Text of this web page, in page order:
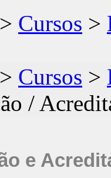
> Cursos >
> Cursos >
/
e